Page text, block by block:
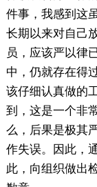
件事，我感到这
长期以来对自己
员，应该严以律
中，仍就存在得
该仔细认真做的
到，这是一个非
么，后果是极其
作失误。因此，
此，向组织做出